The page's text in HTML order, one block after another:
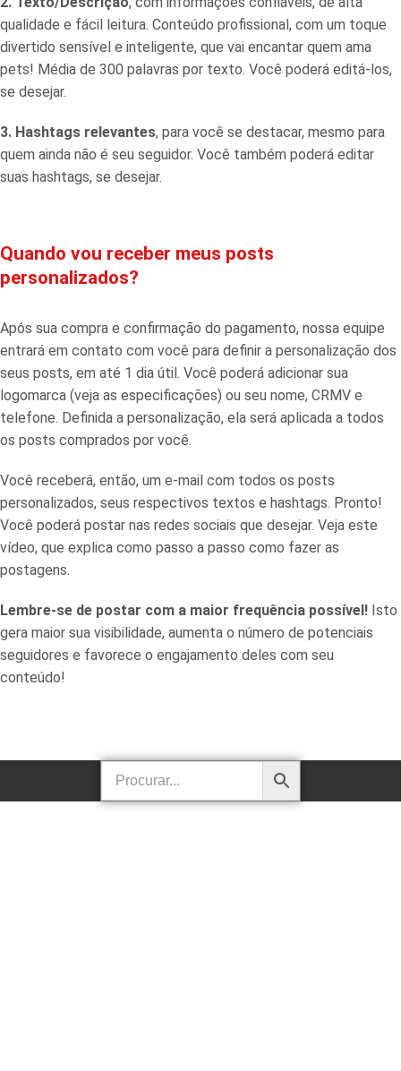
qualidade e fácil leitura. Conteúdo profissional, com um toque
divertido sensível e inteligente, que vai encantar quem ama
pets! Média de 300 palavras por texto. Você poderá editá-los,
se desejar.
3. Hashtags relevantes, para você se destacar, mesmo para
quem ainda não é seu seguidor. Você também poderá editar
suas hashtags, se desejar.
Quando vou receber meus posts
personalizados?
Após sua compra e confirmação do pagamento, nossa equipe
entrará em contato com você para definir a personalização dos
seus posts, em até 1 dia útil. Você poderá adicionar sua
logomarca (veja as especificações) ou seu nome, CRMV e
telefone. Definida a personalização, ela será aplicada a todos
os posts comprados por você.
Você receberá, então, um e-mail com todos os posts
personalizados, seus respectivos textos e hashtags. Pronto!
Você poderá postar nas redes sociais que desejar. Veja este
vídeo, que explica como passo a passo como fazer as
postagens.
Lembre-se de postar com a maior frequência possível! Isto
gera maior sua visibilidade, aumenta o número de potenciais
seguidores e favorece o engajamento deles com seu
conteúdo!